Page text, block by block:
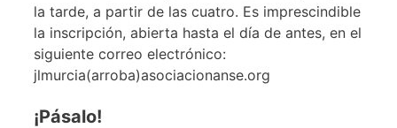
la tarde, a partir de las cuatro. Es imprescindible
la inscripción, abierta hasta el día de antes, en el
siguiente correo electrónico:
jlmurcia(arroba)asociacionanse.org
¡Pásalo!